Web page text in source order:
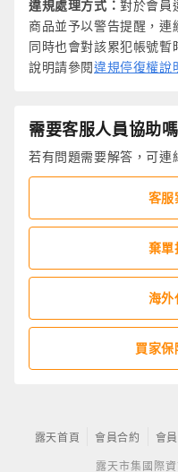
違規處理方式：對於會員
商品並予以警告提醒，連
同時也會對該累犯帳號暫
說明請參閱違規停復權說
需要客服人員協助嗎
若有問題需要解答，可連
客服
棄單
海外
買家保
露天首頁 會員合約 會
露天市集國際